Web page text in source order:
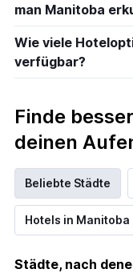
man Manitoba
Wie viele
verfügbar?
Finde
deinen
Beliebte Städte
Hotels in Manitoba
Städte, nach